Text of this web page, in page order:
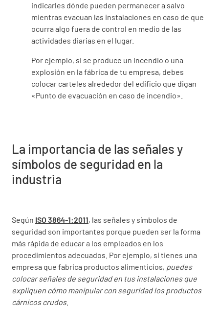
indicarles dónde pueden permanecer a salvo
mientras evacuan las instalaciones en caso de que
ocurra algo fuera de control en medio de las
actividades diarias en el lugar.
Por ejemplo, si se produce un incendio o una
explosión en la fábrica de tu empresa, debes
colocar carteles alrededor del edificio que digan
«Punto de evacuación en caso de incendio».
La importancia de las señales y
símbolos de seguridad en la
industria
Según ISO 3864-1:2011, las señales y símbolos de
seguridad son importantes porque pueden ser la forma
más rápida de educar a los empleados en los
procedimientos adecuados. Por ejemplo, si tienes una
empresa que fabrica productos alimenticios, puedes
colocar señales de seguridad en tus instalaciones que
expliquen cómo manipular con seguridad los productos
cárnicos crudos.